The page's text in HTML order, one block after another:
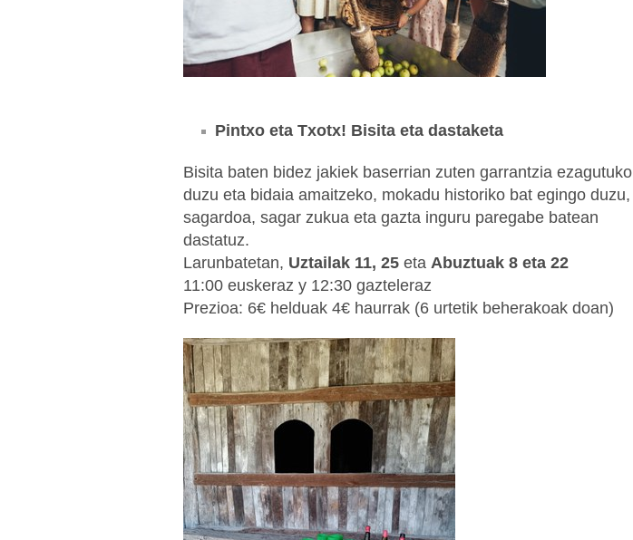
Pintxo eta Txotx! Bisita eta dastaketa
Bisita baten bidez jakiek baserrian zuten garrantzia ezagutuko
duzu eta bidaia amaitzeko, mokadu historiko bat egingo duzu,
sagardoa, sagar zukua eta gazta inguru paregabe batean
dastatuz.
Larunbatetan, Uztailak 11, 25 eta Abuztuak 8 eta 22
11:00 euskeraz y 12:30 gazteleraz
Prezioa: 6€ helduak 4€ haurrak (6 urtetik beherakoak doan)